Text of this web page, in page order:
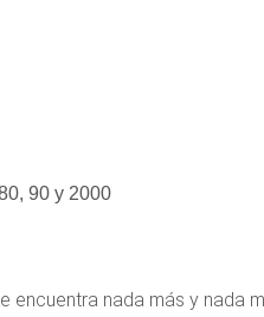
90 y 2000
encuentra nada más y nada